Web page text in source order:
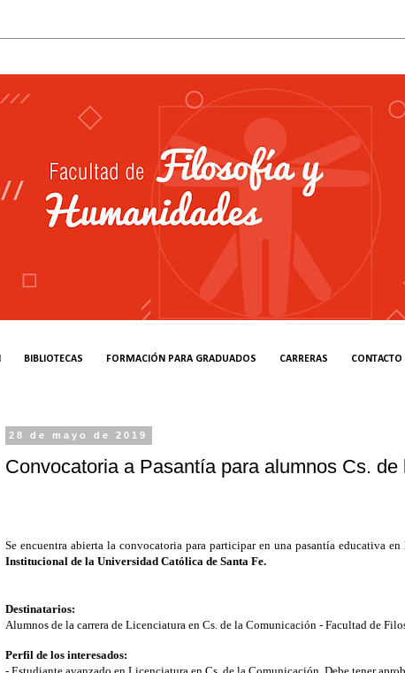
BIBLIOTECAS FORMACIÓN PARA GRADUADOS CARRERAS CONTACTO
28 de mayo de 2019
Convocatoria a Pasantía para alumnos Cs. de
Se encuentra abierta la convocatoria para participar en una pasantía educativa en
Institucional de la Universidad Católica de Santa Fe.
Destinatarios:
Alumnos de la carrera de Licenciatura en Cs. de la Comunicación - Facultad de
Perfil de los interesados: